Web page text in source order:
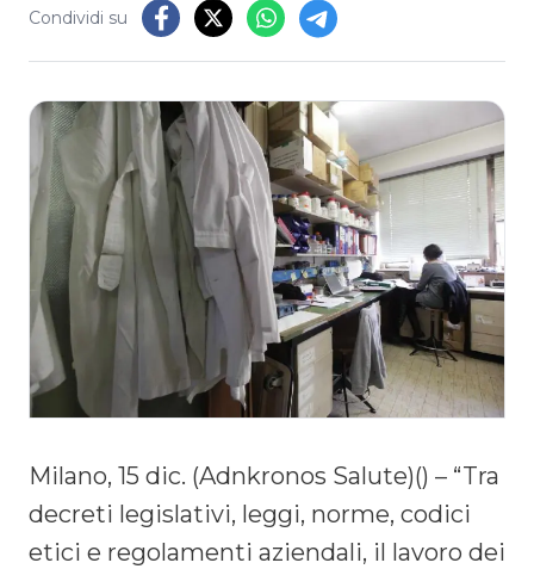
Condividi su
Milano, 15 dic. (Adnkronos Salute)() – “Tra
decreti legislativi, leggi, norme, codici
etici e regolamenti aziendali, il lavoro dei